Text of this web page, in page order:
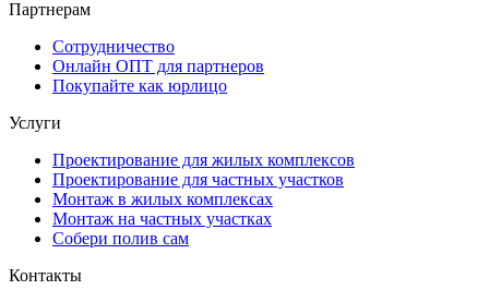
Партнерам
Сотрудничество
Онлайн ОПТ для партнеров
Покупайте как юрлицо
Услуги
Проектирование для жилых комплексов
Проектирование для частных участков
Монтаж в жилых комплексах
Монтаж на частных участках
Собери полив сам
Контакты